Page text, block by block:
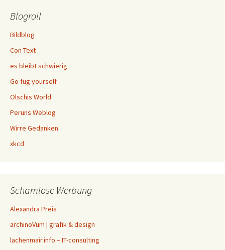
Blogroll
Bildblog
Con Text
es bleibt schwierig
Go fug yourself
Olschis World
Peruns Weblog
Wirre Gedanken
xkcd
Schamlose Werbung
Alexandra Preis
archinoVum | grafik & design
lachenmair.info – IT-consulting